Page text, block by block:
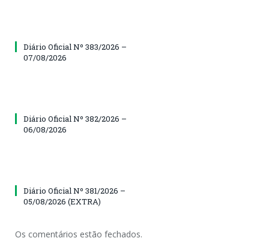
Diário Oficial Nº 383/2026 –
07/08/2026
Diário Oficial Nº 382/2026 –
06/08/2026
Diário Oficial Nº 381/2026 –
05/08/2026 (EXTRA)
Os comentários estão fechados.